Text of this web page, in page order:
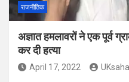
राजनीतिक
अज्ञात हमलावरों ने एक पूर्व
कर दी हत्या
April 17, 2022